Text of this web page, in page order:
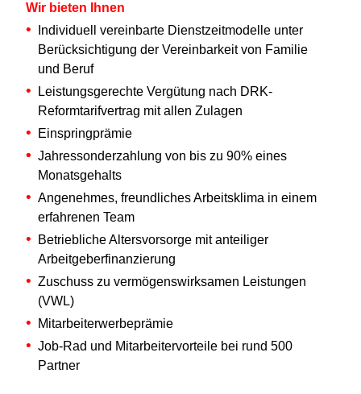
Wir bieten Ihnen
Individuell vereinbarte Dienstzeitmodelle unter
Berücksichtigung der Vereinbarkeit von Familie
und Beruf
Leistungsgerechte Vergütung nach DRK-
Reformtarifvertrag mit allen Zulagen
Einspringprämie
Jahressonderzahlung von bis zu 90% eines
Monatsgehalts
Angenehmes, freundliches Arbeitsklima in einem
erfahrenen Team
Betriebliche Altersvorsorge mit anteiliger
Arbeitgeberfinanzierung
Zuschuss zu vermögenswirksamen Leistungen
(VWL)
Mitarbeiterwerbeprämie
Job-Rad und Mitarbeitervorteile bei rund 500
Partner